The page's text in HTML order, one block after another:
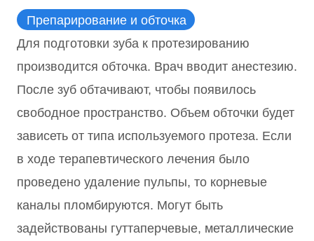
Препарирование и обточка
Для подготовки зуба к протезированию
производится обточка. Врач вводит анестезию.
После зуб обтачивают, чтобы появилось
свободное пространство. Объем обточки будет
зависеть от типа используемого протеза. Если
в ходе терапевтического лечения было
проведено удаление пульпы, то корневые
каналы пломбируются. Могут быть
задействованы гуттаперчевые, металлические